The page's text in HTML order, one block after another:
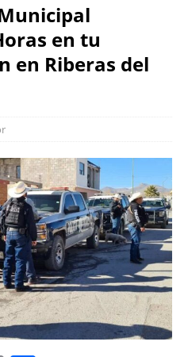
en tu
en Riberas del